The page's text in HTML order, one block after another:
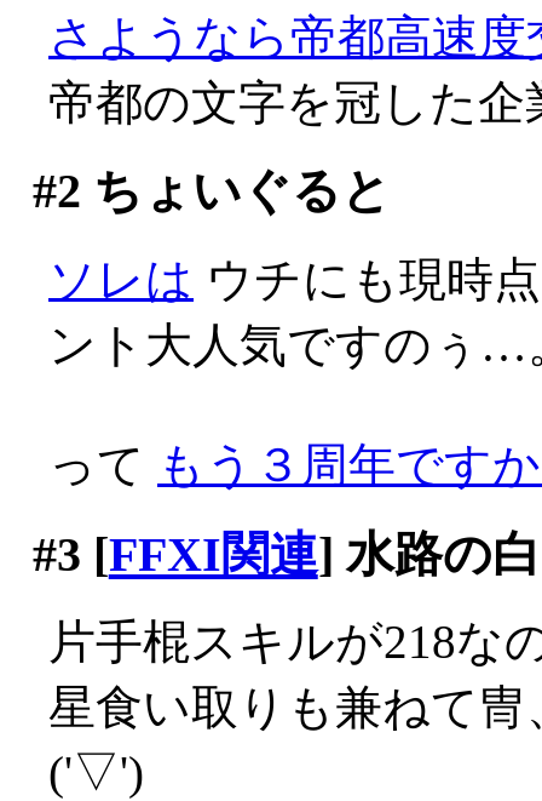
さようなら帝都高速度
帝都の文字を冠した
#2 ちょいぐると
ソレは ウチにも現時
ント大人気ですのぅ…
って もう３周年です
#3 [FFXI関連] 水路の
片手棍スキルが218な
星食い取りも兼ねて
('▽')